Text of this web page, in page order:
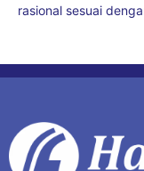
rasional sesuai